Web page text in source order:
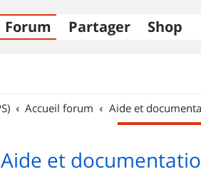
Forum Partager Shop
Accueil forum Aide et
Aide et